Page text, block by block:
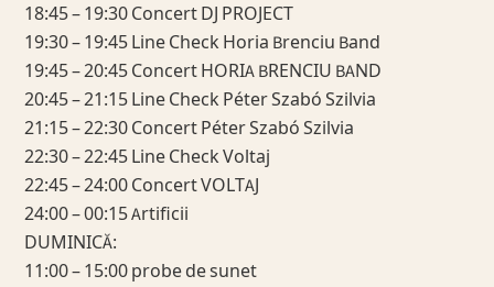
18:45 – 19:30 Concert DJ PROJECT
19:30 – 19:45 Line Check Horia Brenciu Band
19:45 – 20:45 Concert HORIA BRENCIU BAND
20:45 – 21:15 Line Check Péter Szabó Szilvia
21:15 – 22:30 Concert Péter Szabó Szilvia
22:30 – 22:45 Line Check Voltaj
22:45 – 24:00 Concert VOLTAJ
24:00 – 00:15 Artificii
DUMINICĂ:
11:00 – 15:00 probe de sunet